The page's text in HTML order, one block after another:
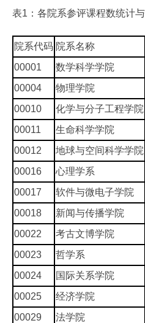
表1：各院系参评课程数统计
院系代码 院系名称
00001
数学科学学院
00004
物理学院
00010
化学与分子工程学院
00011
生命科学学院
00012
地球与空间科学学院
00016
心理学系
00017
软件与微电子学院
00018
新闻与传播学院
00022
考古文博学院
00023
哲学系
00024
国际关系学院
00025
经济学院
00029
法学院